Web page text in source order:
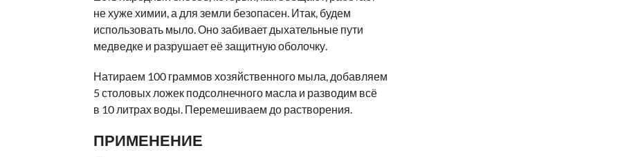
не хуже химии, а для земли безопасен. Итак, будем
использовать мыло. Оно забивает дыхательные пути
медведке и разрушает её защитную оболочку.
Натираем 100 граммов хозяйственного мыла, добавляем
5 столовых ложек подсолнечного масла и разводим всё
в 10 литрах воды. Перемешиваем до растворения.
ПРИМЕНЕНИЕ